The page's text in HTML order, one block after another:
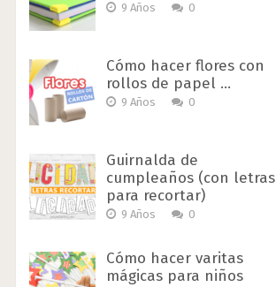
9 Años 0
Cómo hacer flores con
rollos de papel …
9 Años 0
Guirnalda de
cumpleaños (con letras
para recortar)
9 Años 0
Cómo hacer varitas
mágicas para niños